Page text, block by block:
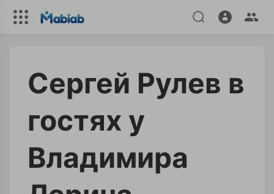
Сергей Рулев в
гостях у
Владимира